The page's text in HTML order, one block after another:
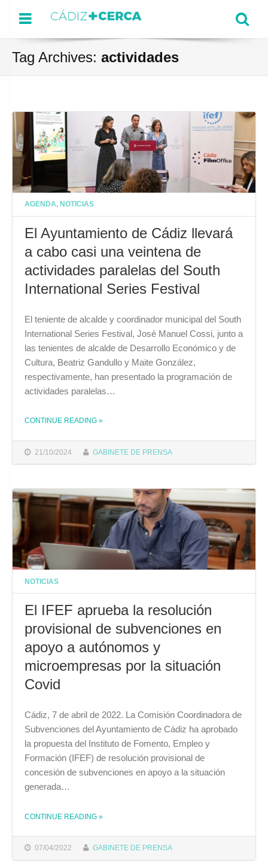
Menu
Tag Archives: actividades
AGENDA, NOTICIAS
El Ayuntamiento de Cádiz llevará
a cabo casi una veintena de
actividades paralelas del South
International Series Festival
21/10/2024 GABINETE DE PRENSA
El teniente de alcalde y coordinador municipal del South
International Series Festival, José Manuel Cossi, junto a
las tenientes de alcalde de Desarrollo Económico y de
Cultura, Beatriz Gandullo y Maite González,
respectivamente, han presentado la programación de
actividades paralelas…
CONTINUE READING THE "EL AYUNTAMIENTO DE CÁDIZ LLEVARÁ A CABO CASI UNA VEINTENA DE ACTIVIDADES PARALELAS DEL SOUTH INTERNATIONAL SERIES FESTIVAL"
»
NOTICIAS
El IFEF aprueba la resolución
provisional de subvenciones en
apoyo a autónomos y
microempresas por la situación
Covid
07/04/2022 GABINETE DE PRENSA
Cádiz, 7 de abril de 2022. La Comisión Coordinadora de
Subvenciones del Ayuntamiento de Cádiz ha aprobado
la propuesta del Instituto de Fomento, Empleo y
Formación (IFEF) de resolución provisional de
concesión de subvenciones en apoyo a la situación
generada…
CONTINUE READING THE "EL IFEF APRUEBA LA RESOLUCIÓN PROVISIONAL DE SUBVENCIONES EN APOYO A AUTÓNOMOS Y MICROEMPRESAS POR LA SITUACIÓN COVID"
»